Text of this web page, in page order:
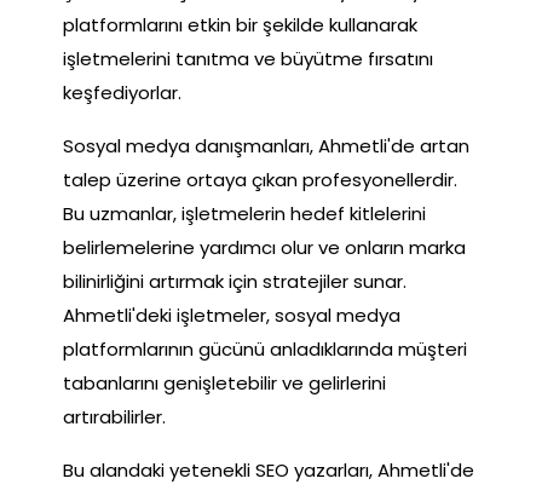
platformlarını etkin bir şekilde kullanarak
işletmelerini tanıtma ve büyütme fırsatını
keşfediyorlar.
Sosyal medya danışmanları, Ahmetli'de artan
talep üzerine ortaya çıkan profesyonellerdir.
Bu uzmanlar, işletmelerin hedef kitlelerini
belirlemelerine yardımcı olur ve onların marka
bilinirliğini artırmak için stratejiler sunar.
Ahmetli'deki işletmeler, sosyal medya
platformlarının gücünü anladıklarında müşteri
tabanlarını genişletebilir ve gelirlerini
artırabilirler.
Bu alandaki yetenekli SEO yazarları, Ahmetli'de